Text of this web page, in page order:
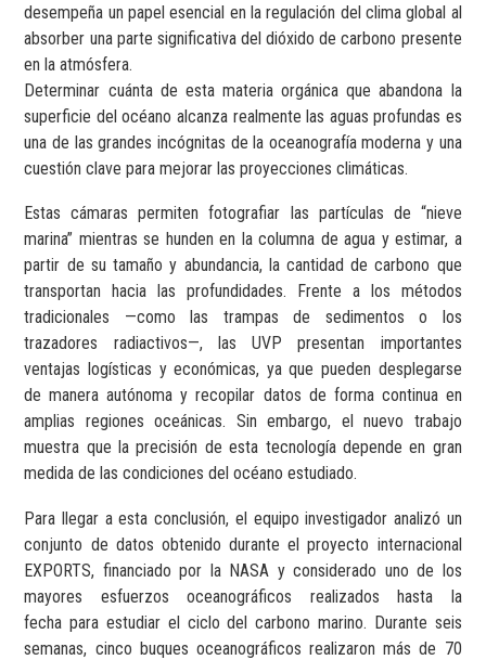
desempeña un papel esencial en la regulación del clima global al
absorber una parte significativa del dióxido de carbono presente
en la atmósfera.
Determinar cuánta de esta materia orgánica que abandona la
superficie del océano alcanza realmente las aguas profundas es
una de las grandes incógnitas de la oceanografía moderna y una
cuestión clave para mejorar las proyecciones climáticas.
Estas cámaras permiten fotografiar las partículas de “nieve
marina” mientras se hunden en la columna de agua y estimar, a
partir de su tamaño y abundancia, la cantidad de carbono que
transportan hacia las profundidades. Frente a los métodos
tradicionales —como las trampas de sedimentos o los
trazadores radiactivos—, las UVP presentan importantes
ventajas logísticas y económicas, ya que pueden desplegarse
de manera autónoma y recopilar datos de forma continua en
amplias regiones oceánicas. Sin embargo, el nuevo trabajo
muestra que la precisión de esta tecnología depende en gran
medida de las condiciones del océano estudiado.
Para llegar a esta conclusión, el equipo investigador analizó un
conjunto de datos obtenido durante el proyecto internacional
EXPORTS, financiado por la NASA y considerado uno de los
mayores esfuerzos oceanográficos realizados hasta la
fecha para estudiar el ciclo del carbono marino. Durante seis
semanas, cinco buques oceanográficos realizaron más de 70